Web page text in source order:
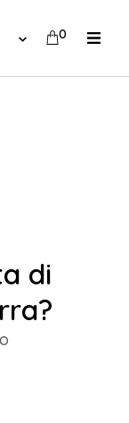
0
di